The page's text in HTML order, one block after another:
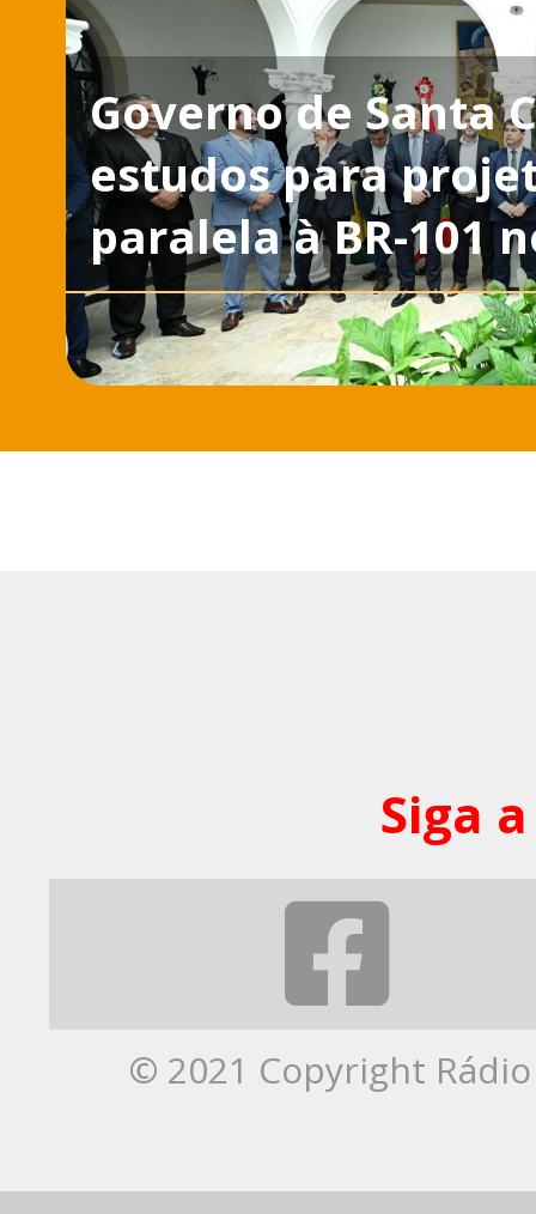
Governo de Santa
estudos para
paralela à BR-101
Siga
© 2021 Copyright